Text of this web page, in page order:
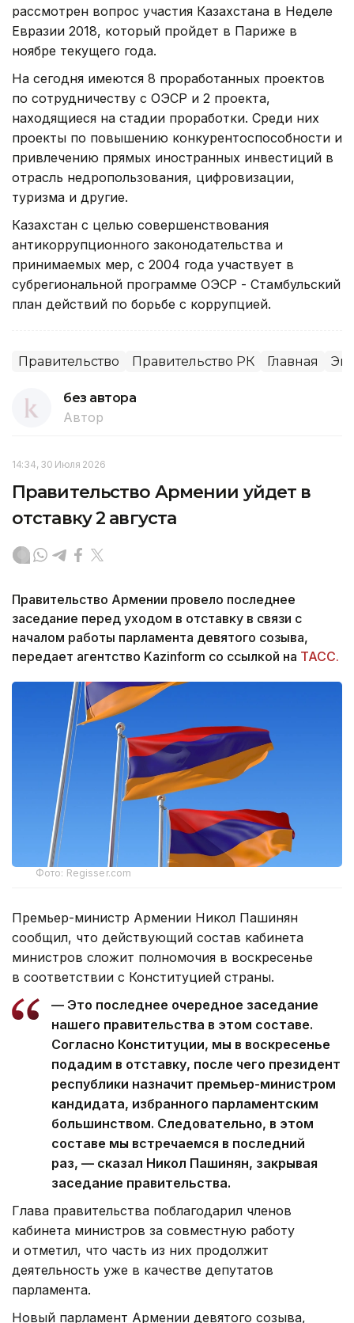
рассмотрен вопрос участия Казахстана в Неделе
Евразии 2018, который пройдет в Париже в
ноябре текущего года.
На сегодня имеются 8 проработанных проектов
по сотрудничеству с ОЭСР и 2 проекта,
находящиеся на стадии проработки. Среди них
проекты по повышению конкурентоспособности и
привлечению прямых иностранных инвестиций в
отрасль недропользования, цифровизации,
туризма и другие.
Казахстан с целью совершенствования
антикоррупционного законодательства и
принимаемых мер, с 2004 года участвует в
субрегиональной программе ОЭСР - Стамбульский
план действий по борьбе с коррупцией.
Правительство Правительство РК Главная
без автора
Автор
14:34, 30 Июля 2026
Правительство Армении уйдет в
отставку 2 августа
Правительство Армении провело последнее
заседание перед уходом в отставку в связи с
началом работы парламента девятого созыва,
передает агентство Kazinform со ссылкой на ТАСС.
Фото: Regisser.com
Премьер-министр Армении Никол Пашинян
сообщил, что действующий состав кабинета
министров сложит полномочия в воскресенье
в соответствии с Конституцией страны.
— Это последнее очередное заседание
нашего правительства в этом составе.
Согласно Конституции, мы в воскресенье
подадим в отставку, после чего президент
республики назначит премьер-министром
кандидата, избранного парламентским
большинством. Следовательно, в этом
составе мы встречаемся в последний
раз, — сказал Никол Пашинян, закрывая
заседание правительства.
Глава правительства поблагодарил членов
кабинета министров за совместную работу
и отметил, что часть из них продолжит
деятельность уже в качестве депутатов
парламента.
Новый парламент Армении девятого созыва,